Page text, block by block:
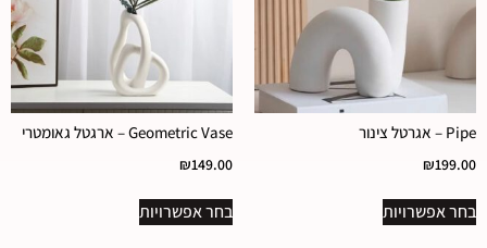
Pipe – אגרטל צינור
₪199.00
בחר אפשרויות
Geometric Vase – ארגטל גאומטרי
₪149.00
בחר אפשרויות